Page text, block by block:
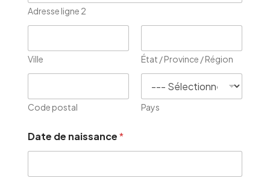
Adresse ligne 2
Ville État / Province / Région
Code postal Pays
Date de naissance*